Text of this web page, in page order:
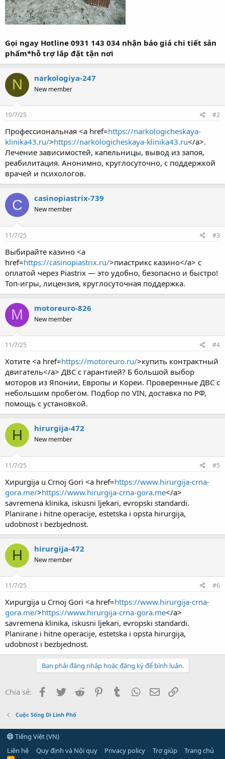
Gọi ngay Hotline 0931 143 034 nhận báo giá chi tiết sản
phẩm*hỗ trợ lắp đặt tận nơi
N narkologiya-247
New member
10/7/25 #2
Профессиональная <a href=https://narkologicheskaya-
klinika43.ru/>https://narkologicheskaya-klinika43.ru</a>.
Лечение зависимостей, капельницы, вывод из запоя,
реабилитация. Анонимно, круглосуточно, с поддержкой
врачей и психологов.
C casinopiastrix-739
New member
11/7/25 #3
Выбирайте казино <a
href=https://casinopiastrix.ru/>пиастрикс казино</a> с
оплатой через Piastrix — это удобно, безопасно и быстро!
Топ-игры, лицензия, круглосуточная поддержка.
M motoreuro-826
New member
11/7/25 #4
Хотите <a href=https://motoreuro.ru/>купить контрактный
двигатель</a> ДВС с гарантией? Б большой выбор
моторов из Японии, Европы и Кореи. Проверенные ДВС с
небольшим пробегом. Подбор по VIN, доставка по РФ,
помощь с установкой.
H hirurgija-472
New member
11/7/25 #5
Хирurgija u Crnoj Gori <a href=https://www.hirurgija-crna-
gora.me/>https://www.hirurgija-crna-gora.me</a>
savremena klinika, iskusni ljekari, evropski standardi.
Planirane i hitne operacije, estetska i opsta hirurgija,
udobnost i bezbjednost.
H hirurgija-472
New member
11/7/25 #6
Хирurgija u Crnoj Gori <a href=https://www.hirurgija-crna-
gora.me/>https://www.hirurgija-crna-gora.me</a>
savremena klinika, iskusni ljekari, evropski standardi.
Planirane i hitne operacije, estetska i opsta hirurgija,
udobnost i bezbjednost.
Bạn phải đăng nhập hoặc đăng ký để bình luận.
Chia sẻ: Facebook
Twitter Reddit PinterestTumblr WhatsApp
Email
Cuộc Sống Di Linh Phố
Tiếng Việt (VN)
Liên hệ
Quy định và Nội quy Privacy policy Trợ giúp Trang chủ